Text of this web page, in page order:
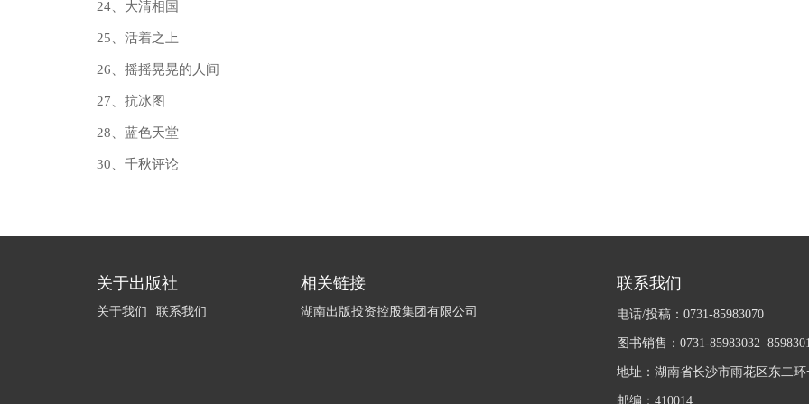
24、大清相国
25、活着之上
26、摇摇晃晃的人间
27、抗冰图
28、蓝色天堂
30、千秋评论
关于出版社
关于我们 联系我们
相关链接
湖南出版投资控股集团有限公司
联系我们
电话/投稿：0731-85983070
图书销售：0731-85983032
地址：湖南省长沙市雨花区东二环
邮编：410014